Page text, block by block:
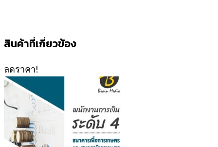
สินค้าที่เกี่ยวข้อง
ลดราคา!